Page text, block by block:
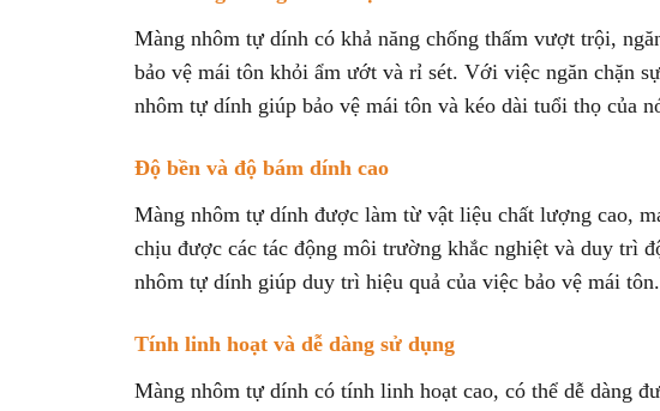
Màng nhôm tự dính có khả năng chống thấm vượt trội,
bảo vệ mái tôn khỏi ẩm ướt và rỉ sét. Với việc ngăn chặn
nhôm tự dính giúp bảo vệ mái tôn và kéo dài tuổi thọ của
Độ bền và độ bám dính cao
Màng nhôm tự dính được làm từ vật liệu chất lượng cao,
chịu được các tác động môi trường khắc nghiệt và duy trì
nhôm tự dính giúp duy trì hiệu quả của việc bảo vệ mái tôn.
Tính linh hoạt và dễ dàng sử dụng
Màng nhôm tự dính có tính linh hoạt cao, có thể dễ dàng